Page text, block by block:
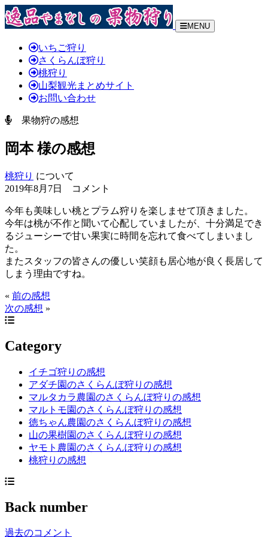
MENU
いちご狩り
さくらんぼ狩り
桃狩り
山梨観光まとめサイト
お問い合わせ
果物狩の感想
岡本 様の感想
桃狩り について
2019年8月7日 コメント
今年も美味しい桃とプラム狩りを楽しませて頂きました。
今年は桃が不作と聞いて心配していましたが、十分満足でき
るジューシーで甘い果実に時間を忘れて食べてしまいまし
た。
またスタッフの皆さんの優しい笑顔も居心地が良く長居して
しまう理由ですね。
« 前の感想
次の感想 »
Category
イチゴ狩りの感想
アダチ園のさくらんぼ狩りの感想
マルタカラ農園のさくらんぼ狩りの感想
マルトモ園のさくらんぼ狩りの感想
徳ちゃん農園のさくらんぼ狩りの感想
山の果樹園のさくらんぼ狩りの感想
ヤモト農園のさくらんぼ狩りの感想
桃狩りの感想
Back number
過去のコメント